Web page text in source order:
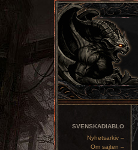
SVENSKADIABLO
Nyhetsarkiv –
Om sajten –